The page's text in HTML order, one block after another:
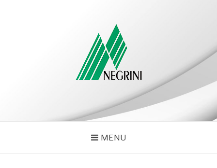
MENU